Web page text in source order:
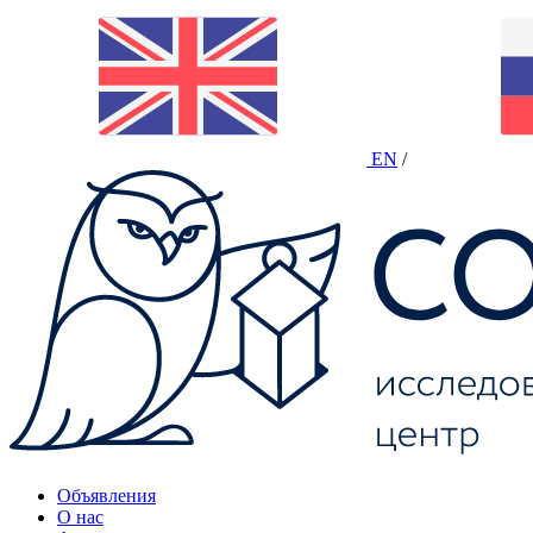
EN /
Объявления
О нас